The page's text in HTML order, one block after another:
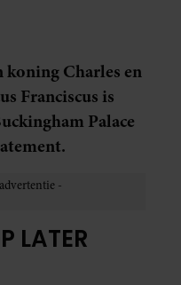
koning Charles en
Franciscus is
Palace
LATER